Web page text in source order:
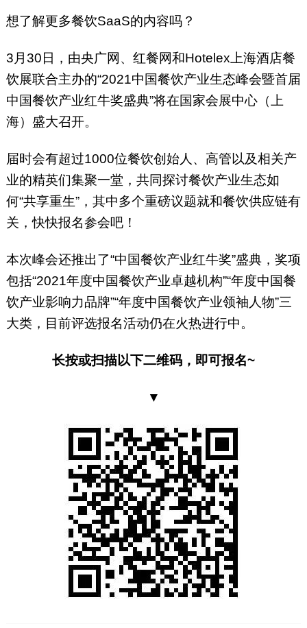
想了解更多餐饮SaaS的内容吗？
3月30日，由央广网、红餐网和Hotelex上海酒店餐
饮展联合主办的“2021中国餐饮产业生态峰会暨首届
中国餐饮产业红牛奖盛典”将在国家会展中心（上
海）盛大召开。
届时会有超过1000位餐饮创始人、高管以及相关产
业的精英们集聚一堂，共同探讨餐饮产业生态如
何“共享重生”，其中多个重磅议题就和餐饮供应链有
关，快快报名参会吧！
本次峰会还推出了“中国餐饮产业红牛奖”盛典，奖项
包括“2021年度中国餐饮产业卓越机构”“年度中国餐
饮产业影响力品牌”“年度中国餐饮产业领袖人物”三
大类，目前评选报名活动仍在火热进行中。
长按或扫描以下二维码，即可报名~
▼